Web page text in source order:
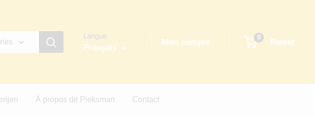
Langue
Français
Mon compte 0 Panier
À propos de Pieksman Contact